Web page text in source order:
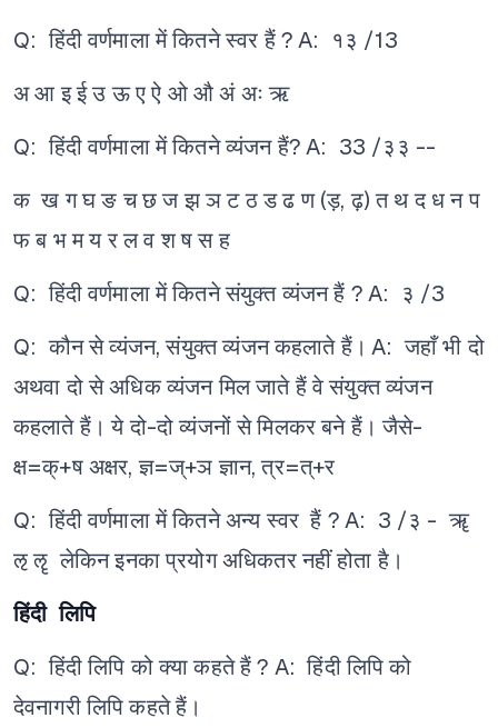
Q: हिंदी वर्णमाला में कितने स्वर हैं ? A: १३ /13
अ आ इ ई उ ऊ ए ऐ ओ औ अं अः ऋ
Q: हिंदी वर्णमाला में कितने व्यंजन हैं? A: 33 /३३ --
क ख ग घ ङ च छ ज झ ञ ट ठ ड ढ ण (ड़, ढ़) त थ द ध न प
फ ब भ म य र ल व श ष स ह
Q: हिंदी वर्णमाला में कितने संयुक्त व्यंजन हैं ? A: ३ /3
Q: कौन से व्यंजन, संयुक्त व्यंजन कहलाते हैं। A: जहाँ भी दो
अथवा दो से अधिक व्यंजन मिल जाते हैं वे संयुक्त व्यंजन
कहलाते हैं। ये दो-दो व्यंजनों से मिलकर बने हैं। जैसे-
क्ष=क्+ष अक्षर, ज्ञ=ज्+ञ ज्ञान, त्र=त्+र
Q: हिंदी वर्णमाला में कितने अन्य स्वर हैं ? A: 3 /३ - ॠ
ऌ ॡ लेकिन इनका प्रयोग अधिकतर नहीं होता है।
हिंदी लिपि
Q: हिंदी लिपि को क्या कहते हैं ? A: हिंदी लिपि को
देवनागरी लिपि कहते हैं।